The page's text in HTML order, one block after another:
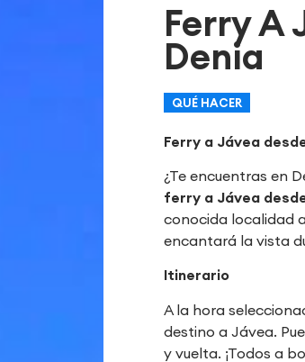
Ferry A
Denia
QUÉ HACER
Ferry a Jávea
¿Te encuentras en
ferry a Jávea
conocida localidad
encantará la vista
Itinerario
A la hora
destino a Jávea.
y vuelta. ¡Todos a